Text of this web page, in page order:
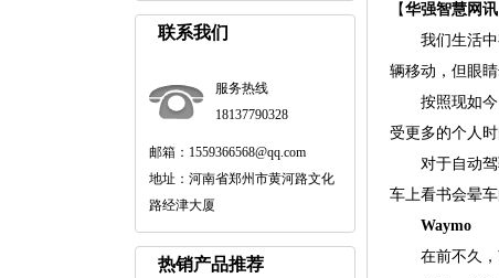
联系我们
服务热线
18137790328
邮箱：1559366568@qq.com
地址：河南省郑州市黄河路文化
路经津大厦
热销产品推荐
【华强智慧网讯
我们生活中有
辆移动，但眼
按照现如今自
受更多的个人
对于自动驾驶
车上看书会晕
Waymo
在前不久，